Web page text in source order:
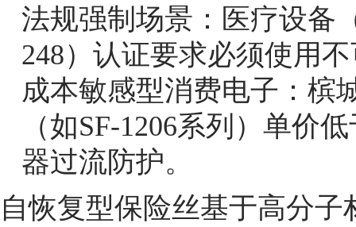
法规强制场景：医疗设备
248）认证要求必须使用
成本敏感型消费电子：槟
（如SF-1206系列）单价
器过流防护。
自恢复型保险丝基于高分